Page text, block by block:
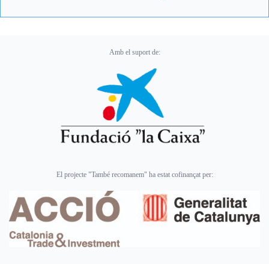
Amb el suport de:
El projecte "També recomanem" ha estat cofinançat per: